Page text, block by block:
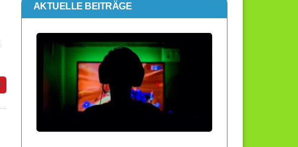
AKTUELLE BEITRÄGE